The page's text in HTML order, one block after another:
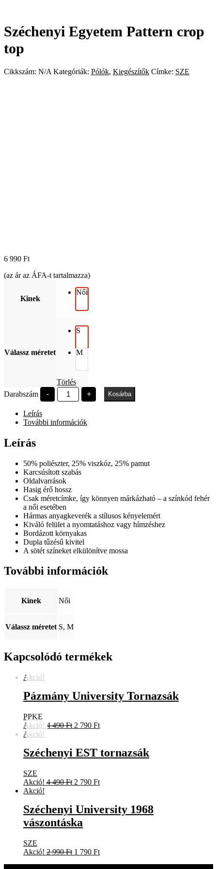
Széchenyi Egyetem Pattern crop
top
Cikkszám: N/A Kategóriák: Pólók, Kiegészítők Címke: SZE
6 990 Ft
(az ár az ÁFA-t tartalmazza)
Kinek
Női
Válassz méretet
S
M
Törlés
Darabszám
-
Széchenyi
Egyetem
top
+ Kosárba
Leírás
További információk
Leírás
50% poliészter, 25% viszkóz, 25% pamut
Karcsúsított szabás
Oldalvarrások
Hasig érő hossz
Csak méretcímke, így könnyen márkázható – a színkód fehér
a női esetében
Hármas anyagkeverék a stílusos kényelemért
Kiváló felület a nyomtatáshoz vagy hímzéshez
Bordázott környakas
Dupla tűzésű kivitel
A sötét színeket elkülönítve mossa
További információk
Kinek Női
Válassz méretet S, M
Kapcsolódó termékek
Akció!
Pázmány University Tornazsák
PPKE
Akció! 4 490Ft Original
4
490 Ft.
2 790 FtCurrent
2
790 Ft.
Akció!
Széchenyi EST tornazsák
SZE
Akció! 4 490Ft Original
4
490 Ft.
2 790 FtCurrent
2
790 Ft.
Akció!
Széchenyi University 1968
vászontáska
SZE
Akció! 2 990Ft Original
1 790 FtCurrent